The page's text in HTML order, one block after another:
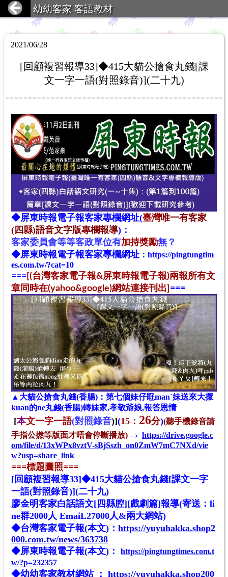
幼幼客家 客語教材
2021/06/28
[回顧複習報導33]◆415大貓公搶食丸錢[課
文一字一語(對照錄音)](二十九)
◆屏東時報電子報客家專欄網址(臺灣唯一有客家
(四縣)語音文字版專欄報導) ：
客家委員會等等客政單位有加持獎勵無？
◆屏東時報電子報客家專欄網址 ： https://pingtungtim
es.com.tw/?cat=10
===[(台灣客家電子報&屏東時報電子報)兩報所有文
章同時在(yahoo&google)網站連接刊出] ===
▲大貓公搶食丸錢(香腸)： 第七個妹仔屘manˊ妹送來大擐
kuan的ne丸錢(香腸)轉妹家,孝敬爺娘,報答恩情
[本文一字一語(對照錄音)](15： 26分)(聽手機錄音請
手指公撚等版面才唔會停斷播放) → https://drive.google.c
om/file/d/13xWPx8vztV-sBjSszh_on0ZmW7mC7NXd/vie
w?usp=share_link
===標題圖照===
[回顧複習報導33]◆415大貓公搶食丸錢[課文一字
一語(對照錄音)](二十九)
廖金明客家白話語文[四縣腔][戲劇篇]報導(寄送：li
ne群2000人 EmaiL27000人&兩大網站)
◆台灣客家電子報(本文)： https://yuyuhakka.shop2
000.com.tw/news/363738
◆屏東時報電子報(本文)： https://pingtungtimes.com.t
w/?p=232357
◆幼幼客家教材網站 ： https://yuyuhakka.shop200